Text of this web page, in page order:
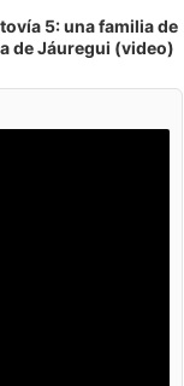
5: una familia de
de Jáuregui (video)